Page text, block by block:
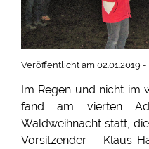
Veröffentlicht am 02.01.2019
Im Regen und nicht im
fand am vierten
Waldweihnacht statt,
Vorsitzender